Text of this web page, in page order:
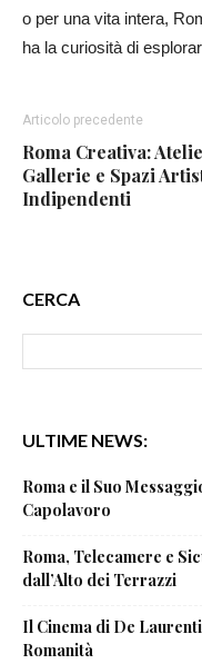
o per una vita intera,
ha la curiosità di
Articolo precedente
Roma Creativa:
Gallerie e Spazi
Indipendenti
CERCA
ULTIME NEWS:
Roma e il Suo
Capolavoro
Roma, Telecamere e
dall’Alto dei Terrazzi
Il Cinema di De
Romanità